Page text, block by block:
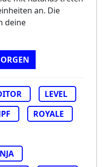
an. Die
deine
LEVEL
ROYALE